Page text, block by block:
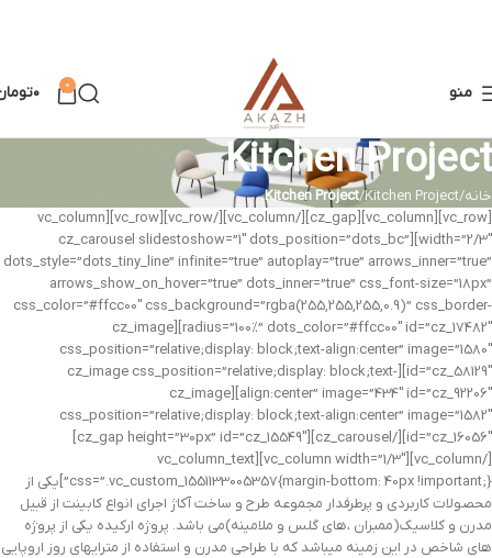
منو 0 ۰
Kitchen Project
خانه Kitchen Project
Kitchen Project
[vc_row][vc_column][cz_gap][/vc_column][/vc_row][vc_row][vc_column
width=”2/3″][cz_carousel slidestoshow=”1″ dots_position=”dots_bc”
dots_style=”dots_tiny_line” infinite=”true” autoplay=”true” arrows_inner=”true”
arrows_show_on_hover=”true” dots_inner=”true” css_font-size=”18px”
css_color=”#ffcc00″ css_background=”rgba(255,255,255,0.9)” css_border-
radius=”100%” dots_color=”#ffcc00″ id=”cz_17482″][cz_image
css_position=”relative;display: block;text-align:center” image=”1580″
id=”cz_58129″][cz_image css_position=”relative;display: block;text-
align:center” image=”434″ id=”cz_92206″][cz_image
css_position=”relative;display: block;text-align:center” image=”1582″
[/vc_column][vc_column width=”1/3″][vc_column_text
css=”.vc_custom_1551133005357{margin-bottom: 40px !important;}”]یکی از
محصولات کاربردی و پرطرفدار مجموعه طرح و ساخت آکاژ اجرای انواع کابینت از قبیل
مدرن و کلاسیک(ممبران ،های گلس و ملامینه)می باشد. پروژه ارکیده یکی از پروژه
های شاخص در این زمینه میباشد که با طراحی مدرن و استفاده از مترایهای روز اروپایی